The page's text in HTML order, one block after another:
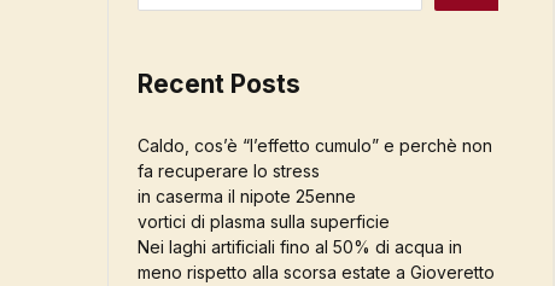
Recent Posts
Caldo, cos’è “l’effetto cumulo” e perchè non
fa recuperare lo stress
in caserma il nipote 25enne
vortici di plasma sulla superficie
Nei laghi artificiali fino al 50% di acqua in
meno rispetto alla scorsa estate a Gioveretto